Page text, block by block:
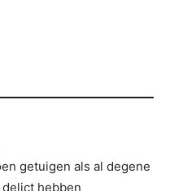
getuigen als al degene
hebben